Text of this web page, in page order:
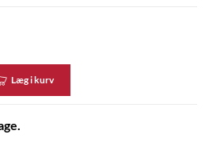
Læg i kurv